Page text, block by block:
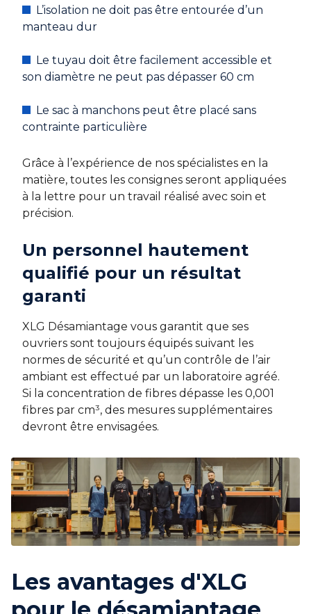
L’isolation ne doit pas être entourée d’un
manteau dur
Le tuyau doit être facilement accessible et
son diamètre ne peut pas dépasser 60 cm
Le sac à manchons peut être placé sans
contrainte particulière
Grâce à l’expérience de nos spécialistes en la
matière, toutes les consignes seront appliquées
à la lettre pour un travail réalisé avec soin et
précision.
Un personnel hautement
qualifié pour un résultat
garanti
XLG Désamiantage vous garantit que ses
ouvriers sont toujours équipés suivant les
normes de sécurité et qu’un contrôle de l’air
ambiant est effectué par un laboratoire agréé.
Si la concentration de fibres dépasse les 0,001
fibres par cm³, des mesures supplémentaires
devront être envisagées.
Les avantages d'XLG